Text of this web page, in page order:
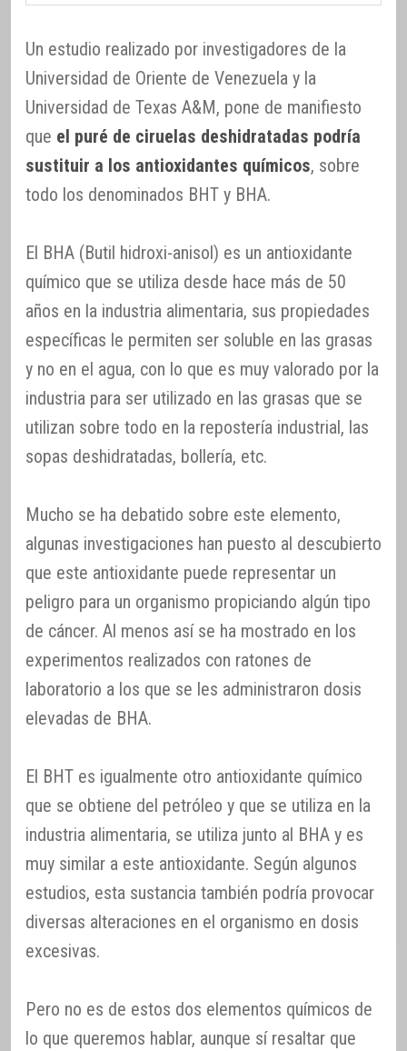
Un estudio realizado por investigadores de la
Universidad de Oriente de Venezuela y la
Universidad de Texas A&M, pone de manifiesto
que el puré de ciruelas deshidratadas podría
sustituir a los antioxidantes químicos, sobre
todo los denominados BHT y BHA.
El BHA (Butil hidroxi-anisol) es un antioxidante
químico que se utiliza desde hace más de 50
años en la industria alimentaria, sus propiedades
específicas le permiten ser soluble en las grasas
y no en el agua, con lo que es muy valorado por la
industria para ser utilizado en las grasas que se
utilizan sobre todo en la repostería industrial, las
sopas deshidratadas, bollería, etc.
Mucho se ha debatido sobre este elemento,
algunas investigaciones han puesto al descubierto
que este antioxidante puede representar un
peligro para un organismo propiciando algún tipo
de cáncer. Al menos así se ha mostrado en los
experimentos realizados con ratones de
laboratorio a los que se les administraron dosis
elevadas de BHA.
El BHT es igualmente otro antioxidante químico
que se obtiene del petróleo y que se utiliza en la
industria alimentaria, se utiliza junto al BHA y es
muy similar a este antioxidante. Según algunos
estudios, esta sustancia también podría provocar
diversas alteraciones en el organismo en dosis
excesivas.
Pero no es de estos dos elementos químicos de
lo que queremos hablar, aunque sí resaltar que